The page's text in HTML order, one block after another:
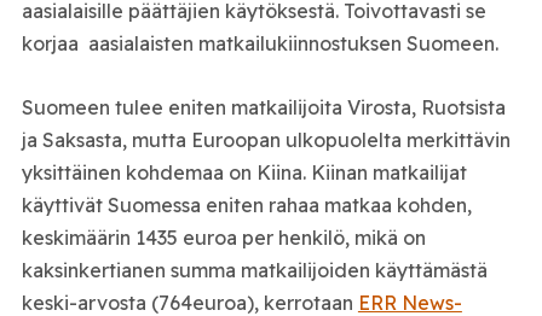
aasialaisille päättäjien käytöksestä. Toivottavasti se
korjaa aasialaisten matkailukiinnostuksen Suomeen.
Suomeen tulee eniten matkailijoita Virosta, Ruotsista
ja Saksasta, mutta Euroopan ulkopuolelta merkittävin
yksittäinen kohdemaa on Kiina. Kiinan matkailijat
käyttivät Suomessa eniten rahaa matkaa kohden,
keskimäärin 1435 euroa per henkilö, mikä on
kaksinkertianen summa matkailijoiden käyttämästä
keski-arvosta (764euroa), kerrotaan ERR News-